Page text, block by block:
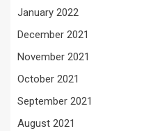
January 2022
December 2021
November 2021
October 2021
September 2021
August 2021